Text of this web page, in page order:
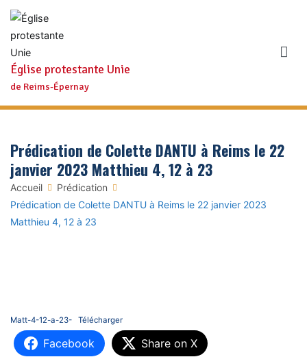
Aller
contenu
Église protestante Unie
de Reims-Épernay
Prédication de Colette DANTU à Reims le 22
janvier 2023 Matthieu 4, 12 à 23
Accueil
Prédication
Prédication de Colette DANTU à Reims le 22 janvier 2023
Matthieu 4, 12 à 23
Matt-4-12-a-23- Télécharger
Facebook Share on X